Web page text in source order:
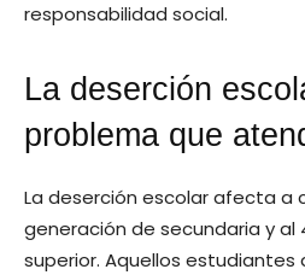
responsabilidad social.
La deserción
problema que
La deserción escolar afecta a
generación de secundaria y al
superior. Aquellos